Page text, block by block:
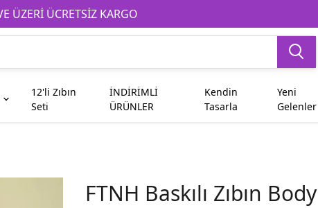
ÜZERİ ÜCRETSİZ KARGO
Abla
12'li Zıbın
Seti
İNDİRİMLİ
ÜRÜNLER
Kendin
Tasarla
Yeni
Gelenler
FTNH Baskılı Zıbın Body